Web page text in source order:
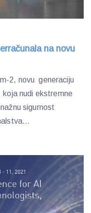
na novu
2, novu generaciju
nudi ekstremne
sigurnost